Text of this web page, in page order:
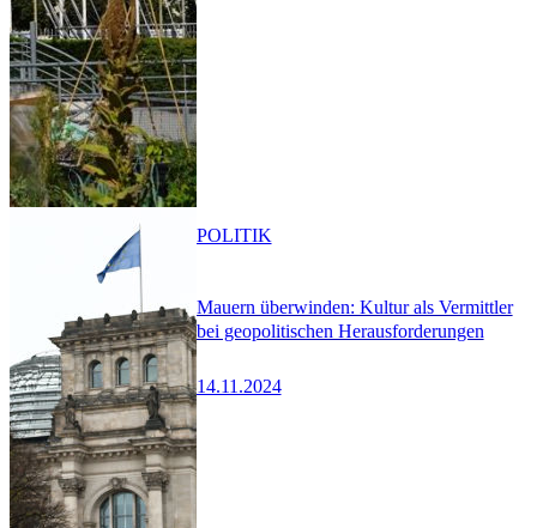
Mauern überwinden: Kultur als Vermittler
bei geopolitischen Herausforderungen
14.11.2024
POLITIK